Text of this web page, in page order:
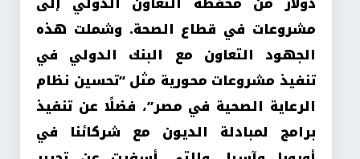
مشروعات في قطاع الصحة. وشملت هذه
الجهود التعاون مع البنك الدولي في
تنفيذ مشروعات محورية مثل “تحسين نظام
الرعاية الصحية في مصر”، فضلًا عن تنفيذ
برامج لمبادلة الديون مع شركائنا في